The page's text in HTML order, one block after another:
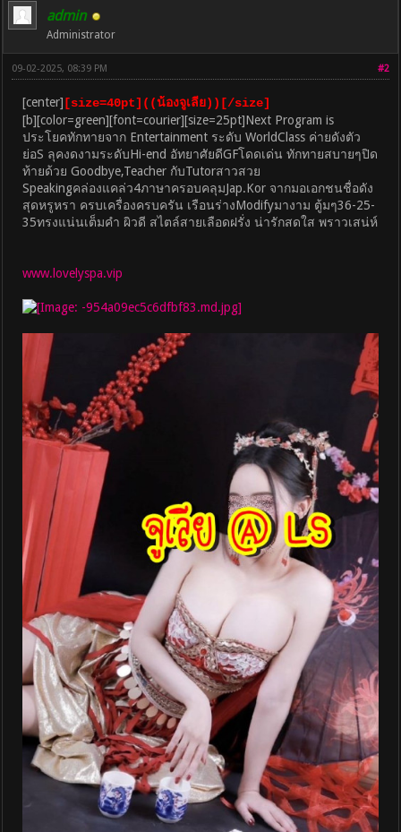
admin
Administrator
#2
09-02-2025, 08:39 PM
[center] [size=40pt]((น้องจูเลีย))[/size]
[b][color=green][font=courier][size=25pt]Next Program is
ประโยคทักทายจาก Entertainment ระดับ WorldClass ค่ายดังตัว
ย่อS ลุคงดงามระดับHi-end อัทยาศัยดีGFโดดเด่น ทักทายสบายๆปิด
ท้ายด้วย Goodbye,Teacher กับTutorสาวสวย
Speakingคล่องแคล่ว4ภาษาครอบคลุมJap.Kor จากมอเอกชนชื่อดัง
สุดหรูหรา ครบเครื่องครบครัน เรือนร่างModifyมางาม ตู้มๆ36-25-
35ทรงแน่นเต็มคำ ผิวดี สไตล์สายเลือดฝรั่ง น่ารักสดใส พราวเสน่ห์
www.lovelyspa.vip